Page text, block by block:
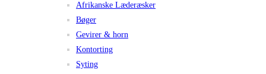
Afrikanske Læderæsker
Bøger
Gevirer & horn
Kontorting
Syting